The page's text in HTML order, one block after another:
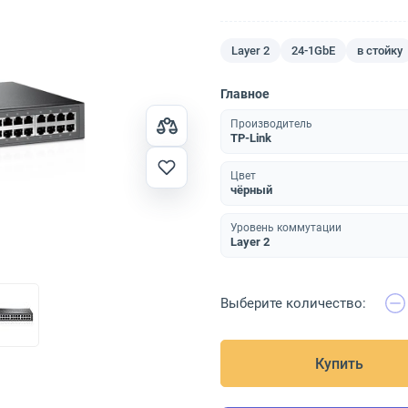
Layer 2 24-1GbE в стойку
Главное
Производитель
TP-Link
Цвет
чёрный
Уровень коммутации
Layer 2
Выберите количество:
Купить